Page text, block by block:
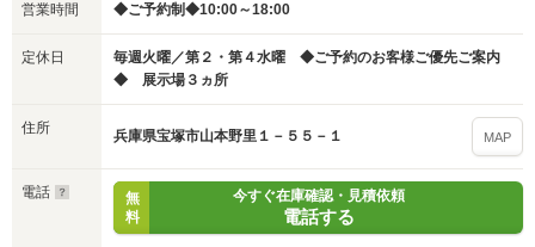
営業時間 ◆ご予約制◆10:00～18:00
定休日
毎週火曜／第２・第４水曜 ◆ご予約のお客様ご優先ご案内
◆ 展示場３ヵ所
住所 兵庫県宝塚市山本野里１－５５－１ MAP
電話
無
料
今すぐ在庫確認・見積依頼
電話する
※次回問い合わせをする際に自動入力されます
※保存された情報は90日で破棄されます
いいえ